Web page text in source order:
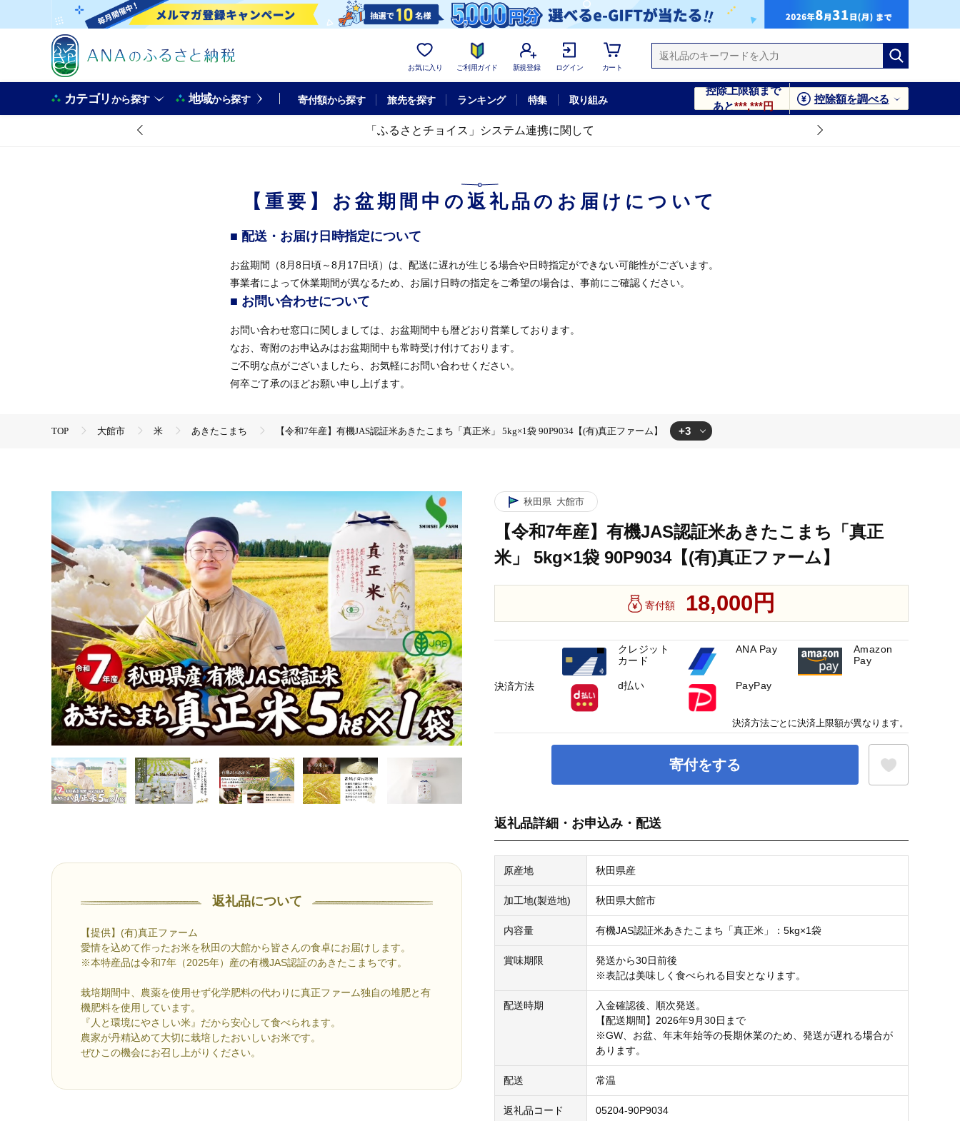
お気に入り ご利用ガイド 新規登録 ログイン カート
カテゴリから探す 地域から探す 寄付額から探す 旅先を探す ランキング 特集 取り組み
控除上限額まで
あと***,***円
控除額を調べる
「ふるさとチョイス」システム連携に関して
【重要】お盆期間中の返礼品のお届けについて
■ 配送・お届け日時指定について
お盆期間（8月8日頃～8月17日頃）は、配送に遅れが生じる場合や日時指定ができない可能性がございます。
事業者によって休業期間が異なるため、お届け日時の指定をご希望の場合は、事前にご確認ください。
■ お問い合わせについて
お問い合わせ窓口に関しましては、お盆期間中も暦どおり営業しております。
なお、寄附のお申込みはお盆期間中も常時受け付けております。
ご不明な点がございましたら、お気軽にお問い合わせください。
何卒ご了承のほどお願い申し上げます。
TOP 大館市 米 あきたこまち 【令和7年産】有機JAS認証米あきたこまち「真正米」 5kg×1袋 90P9034【(有)真正ファーム】 +3
返礼品について
【提供】(有)真正ファーム
愛情を込めて作ったお米を秋田の大館から皆さんの食卓にお届けします。
※本特産品は令和7年（2025年）産の有機JAS認証のあきたこまちです。
栽培期間中、農薬を使用せず化学肥料の代わりに真正ファーム独自の堆肥と有
機肥料を使用しています。
『人と環境にやさしい米』だから安心して食べられます。
農家が丹精込めて大切に栽培したおいしいお米です。
ぜひこの機会にお召し上がりください。
秋田県 大館市
【令和7年産】有機JAS認証米あきたこまち「真正
米」 5kg×1袋 90P9034【(有)真正ファーム】
寄付額 18,000円
寄付をする
返礼品詳細・お申込み・配送
原産地 秋田県産
加工地(製造地) 秋田県大館市
内容量 有機JAS認証米あきたこまち「真正米」：5kg×1袋
賞味期限
発送から30日前後
※表記は美味しく食べられる目安となります。
配送時期
入金確認後、順次発送。
【配送期間】2026年9月30日まで
※GW、お盆、年末年始等の長期休業のため、発送が遅れる場合が
あります。
配送 常温
返礼品コード 05204-90P9034
決済方法
クレジット
カード
ANA Pay
Amazon
Pay
d払い PayPay
決済方法ごとに決済上限額が異なります。